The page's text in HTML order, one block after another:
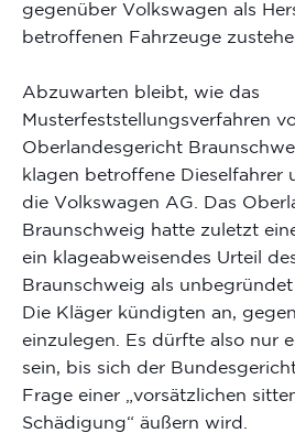
gegenüber Volkswagen als
betroffenen Fahrzeuge
Abzuwarten bleibt, wie das
Musterfeststellungsverfahren
Oberlandesgericht
klagen betroffene Dieselfahrer
die Volkswagen AG. Das
Braunschweig hatte zuletzt
ein klageabweisendes Urteil
Braunschweig als unbegründet
Die Kläger kündigten an,
einzulegen. Es dürfte also nur
sein, bis sich der
Frage einer „vorsätzlichen
Schädigung“ äußern wird.